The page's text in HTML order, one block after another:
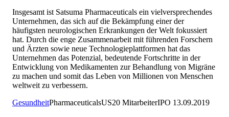
Insgesamt ist Satsuma Pharmaceuticals ein vielversprechendes
Unternehmen, das sich auf die Bekämpfung einer der
häufigsten neurologischen Erkrankungen der Welt fokussiert
hat. Durch die enge Zusammenarbeit mit führenden Forschern
und Ärzten sowie neue Technologieplattformen hat das
Unternehmen das Potenzial, bedeutende Fortschritte in der
Entwicklung von Medikamenten zur Behandlung von Migräne
zu machen und somit das Leben von Millionen von Menschen
weltweit zu verbessern.
GesundheitPharmaceuticalsUS20 MitarbeiterIPO 13.09.2019